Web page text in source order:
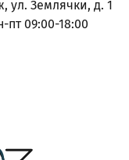
ул. Землячки, д. 1
09:00-18:00